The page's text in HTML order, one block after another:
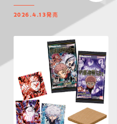
2026.4.13発売